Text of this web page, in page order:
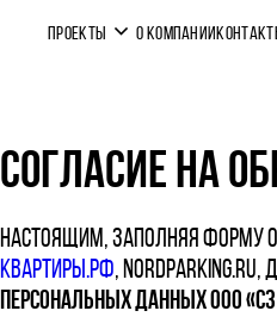
ПРОЕКТЫ О КОМПАНИИ
СОГЛАСИЕ НА
Настоящим, заполняя форму
квартиры.рф, nordparking.ru,
персональных данных ООО